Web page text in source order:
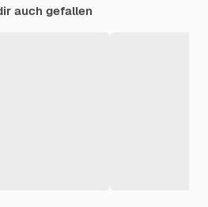
auch gefallen